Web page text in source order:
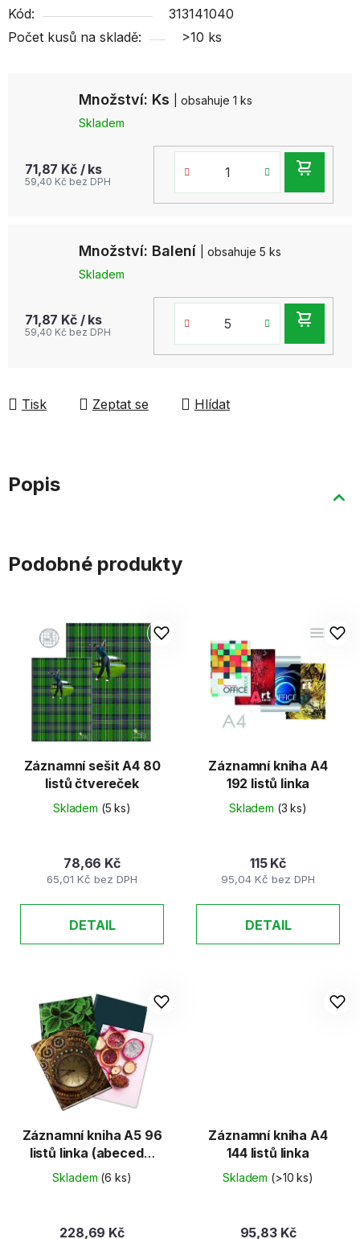
Množství: Ks
| obsahuje 1 ks
Skladem
71,87 Kč / ks
59,40 Kč bez DPH
Množství: Balení
| obsahuje 5 ks
Skladem
71,87 Kč / ks
59,40 Kč bez DPH
Kód:
313141040
Počet kusů na skladě:
>10 ks
Tisk Zeptat se Hlídat
Popis
Podobné produkty
Záznamní sešit A4 80
listů čtvereček
Skladem (5 ks)
65,01 Kč bez DPH
78,66 Kč
DETAIL
Záznamní kniha A4
192 listů linka
Skladem (3 ks)
95,04 Kč bez DPH
115 Kč
DETAIL
Záznamní kniha A5 96
listů linka (abecední
rejstřík)
Skladem (6 ks)
228,69 Kč
Záznamní kniha A4
144 listů linka
Skladem (>10 ks)
95,83 Kč